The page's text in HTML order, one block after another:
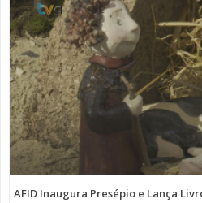
AFID Inaugura Presépio e Lança